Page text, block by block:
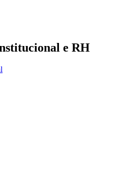
e RH